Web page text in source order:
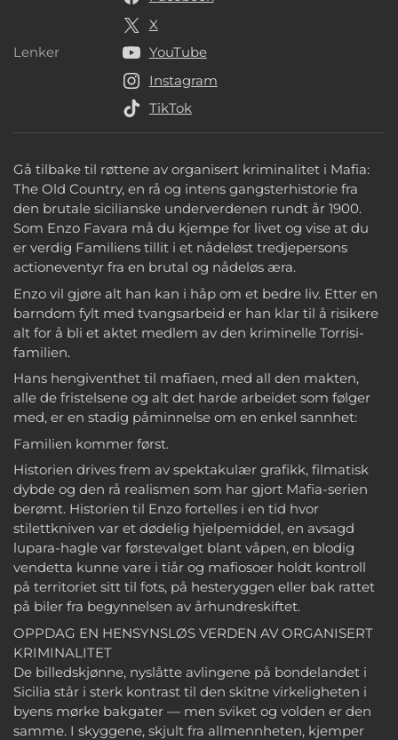
Gå tilbake til røttene av organisert kriminalitet i Mafia:
The Old Country, en rå og intens gangsterhistorie fra
den brutale sicilianske underverdenen rundt år 1900.
Som Enzo Favara må du kjempe for livet og vise at du
er verdig Familiens tillit i et nådeløst tredjepersons
actioneventyr fra en brutal og nådeløs æra.
Enzo vil gjøre alt han kan i håp om et bedre liv. Etter en
barndom fylt med tvangsarbeid er han klar til å risikere
alt for å bli et aktet medlem av den kriminelle Torrisi-
familien.
Hans hengiventhet til mafiaen, med all den makten,
alle de fristelsene og alt det harde arbeidet som følger
med, er en stadig påminnelse om en enkel sannhet:
Familien kommer først.
Historien drives frem av spektakulær grafikk, filmatisk
dybde og den rå realismen som har gjort Mafia-serien
berømt. Historien til Enzo fortelles i en tid hvor
stilettkniven var et dødelig hjelpemiddel, en avsagd
lupara-hagle var førstevalget blant våpen, en blodig
vendetta kunne vare i tiår og mafiosoer holdt kontroll
på territoriet sitt til fots, på hesteryggen eller bak rattet
på biler fra begynnelsen av århundreskiftet.
OPPDAG EN HENSYNSLØS VERDEN AV ORGANISERT
KRIMINALITET
De billedskjønne, nyslåtte avlingene på bondelandet i
Sicilia står i sterk kontrast til den skitne virkeligheten i
byens mørke bakgater — men sviket og volden er den
samme. I skyggene, skjult fra allmennheten, kjemper
Lenker Lenker
X
YouTube
Instagram
TikTok